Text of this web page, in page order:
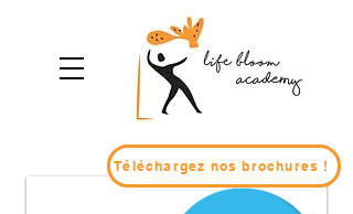
Téléchargez nos brochures !